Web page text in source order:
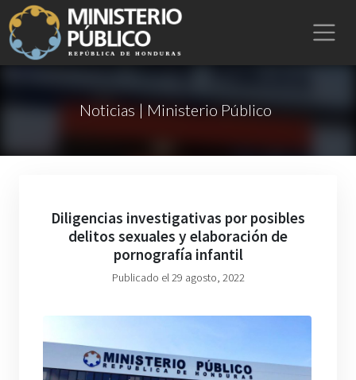
Noticias | Ministerio Público
Diligencias investigativas por posibles
delitos sexuales y elaboración de
pornografía infantil
Publicado el 29 agosto, 2022